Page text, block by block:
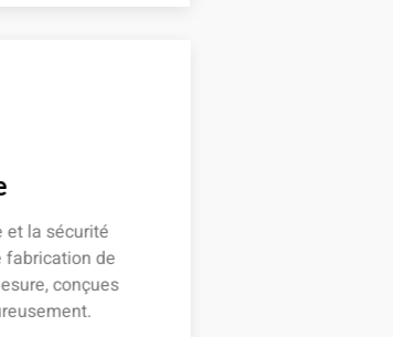
et la sécurité
fabrication de
conçues